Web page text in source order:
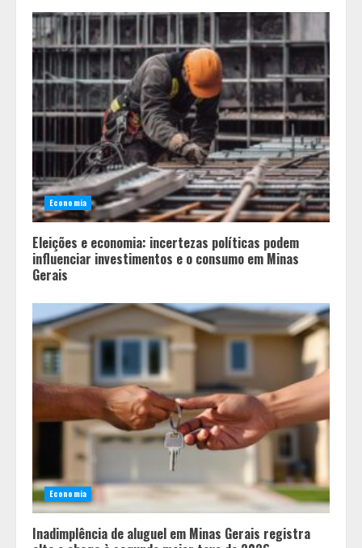
Economia
Eleições e economia: incertezas políticas podem
influenciar investimentos e o consumo em Minas
Gerais
Economia
Inadimplência de aluguel em Minas Gerais registra